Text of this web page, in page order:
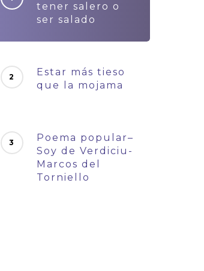
tener salero o
ser salado
Estar más tieso
que la mojama
Poema popular–
Soy de Verdiciu-
Marcos del
Torniello